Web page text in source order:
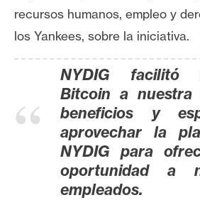
R
e
recursos humanos, empleo y
los Yankees, sobre la iniciativa.
NYDIG facilitó
Bitcoin a nuestra
beneficios y
aprovechar la
NYDIG para
oportunidad a
empleados.